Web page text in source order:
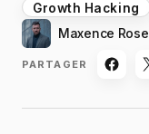
Growth Hacking
Maxence Rose
PARTAGER